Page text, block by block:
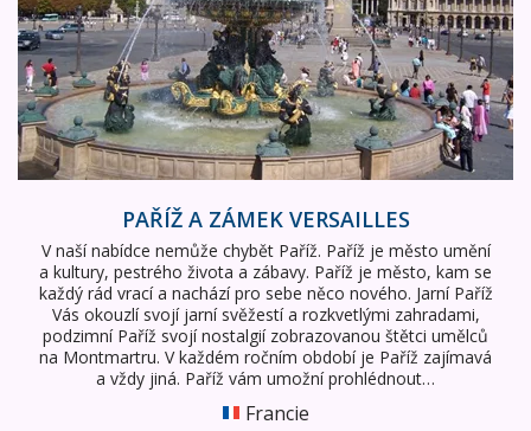
PAŘÍŽ A ZÁMEK VERSAILLES
V naší nabídce nemůže chybět Paříž. Paříž je město umění
a kultury, pestrého života a zábavy. Paříž je město, kam se
každý rád vrací a nachází pro sebe něco nového. Jarní Paříž
Vás okouzlí svojí jarní svěžestí a rozkvetlými zahradami,
podzimní Paříž svojí nostalgií zobrazovanou štětci umělců
na Montmartru. V každém ročním období je Paříž zajímavá
a vždy jiná. Paříž vám umožní prohlédnout…
Francie